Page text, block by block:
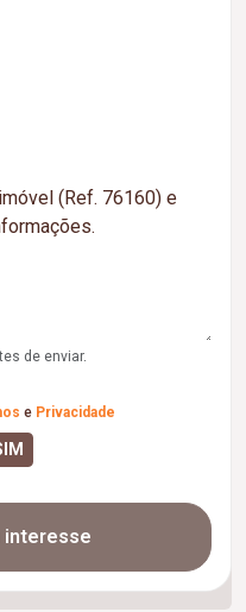
de enviar.
e Privacidade
interesse